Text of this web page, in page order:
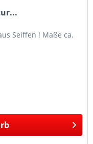
Seiffen ! Maße ca.